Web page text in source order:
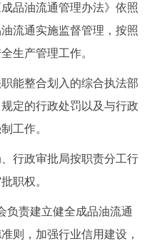
油流通管理办法》依照
流通实施监督管理，按照
生产管理工作。
整合划入的综合执法部
定的行政处罚以及与行政
工作。
行政审批局按职责分工行
职权。
责建立健全成品油流通
则，加强行业信用建设，